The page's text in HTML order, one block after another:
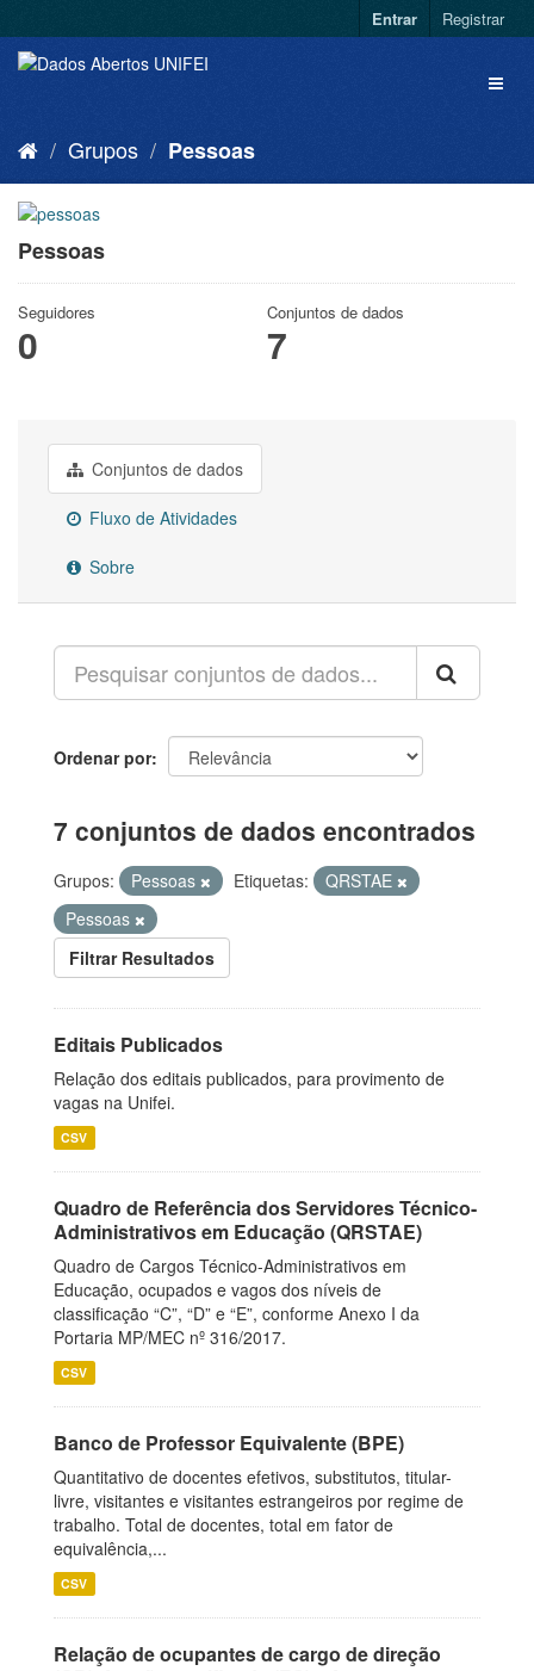
Entrar Registrar
Grupos Pessoas
Pessoas
Seguidores
0
Conjuntos de dados
7
Conjuntos de dados
Fluxo de Atividades
Sobre
Ordenar por
7 conjuntos de dados encontrados
Grupos: Pessoas Etiquetas:
QRSTAE
Pessoas
Filtrar Resultados
Editais Publicados
Relação dos editais publicados, para provimento de
vagas na Unifei.
CSV
Quadro de Referência dos Servidores Técnico-
Administrativos em Educação (QRSTAE)
Quadro de Cargos Técnico-Administrativos em
Educação, ocupados e vagos dos níveis de
classificação “C”, “D” e “E”, conforme Anexo I da
Portaria MP/MEC nº 316/2017.
CSV
Banco de Professor Equivalente (BPE)
Quantitativo de docentes efetivos, substitutos, titular-
livre, visitantes e visitantes estrangeiros por regime de
trabalho. Total de docentes, total em fator de
equivalência,...
CSV
Relação de ocupantes de cargo de direção